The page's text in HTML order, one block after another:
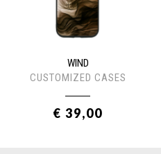
WIND
CUSTOMIZED CASES
€ 39,00